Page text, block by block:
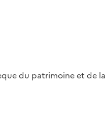
du patrimoine et de